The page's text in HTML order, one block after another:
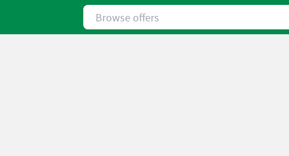
Browse offers